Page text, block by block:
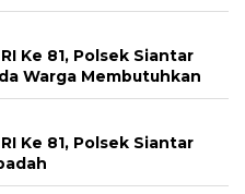
Ke 81, Polsek Siantar
Warga Membutuhkan
Ke 81, Polsek Siantar